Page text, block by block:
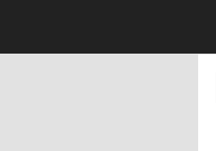
content